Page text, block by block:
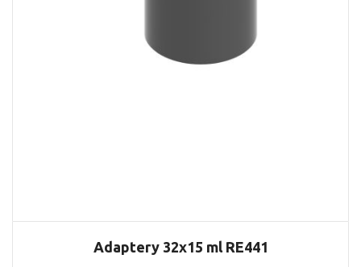
Adaptery 32x15 ml RE441